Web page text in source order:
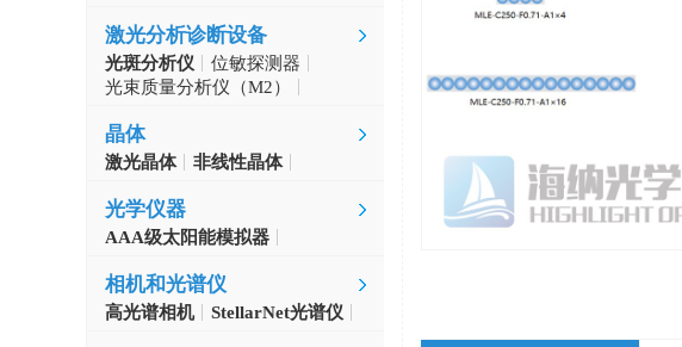
激光分析诊断设备
光斑分析仪
位敏探测器
自准直仪
光束质量分析仪（M2）
晶体
激光晶体
非线性晶体
光学仪器
AAA级太阳能模拟器
相机和光谱仪
高光谱相机 StellarNet光谱仪